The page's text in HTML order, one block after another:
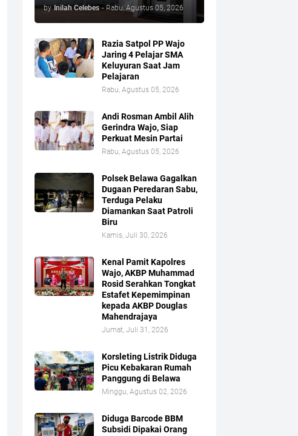
by Inilah Celebes - Rabu, Agustus 05, 2026
Razia Satpol PP Wajo
Jaring 4 Pelajar SMA
Keluyuran Saat Jam
Pelajaran
Rabu, Agustus 05, 2026
Andi Rosman Ambil Alih
Gerindra Wajo, Siap
Perkuat Mesin Partai
Rabu, Agustus 05, 2026
Polsek Belawa Gagalkan
Dugaan Peredaran Sabu,
Terduga Pelaku
Diamankan Saat Patroli
Biru
Kamis, Juli 30, 2026
Kenal Pamit Kapolres
Wajo, AKBP Muhammad
Rosid Serahkan Tongkat
Estafet Kepemimpinan
kepada AKBP Douglas
Mahendrajaya
Jumat, Juli 31, 2026
Korsleting Listrik Diduga
Picu Kebakaran Rumah
Panggung di Belawa
Minggu, Agustus 02, 2026
Diduga Barcode BBM
Subsidi Dipakai Orang